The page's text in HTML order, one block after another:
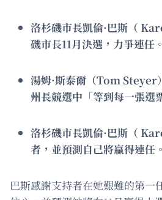
洛杉磯市長凱倫·巴斯 （
磯市長11月決選，力爭連任。
湯姆·斯泰爾（Tom Steyer）
州長競選中「等到每一張選
洛杉磯市長凱倫·巴斯（
者，並預測自己將贏得連任。
巴斯感謝支持者在她艱難的第一